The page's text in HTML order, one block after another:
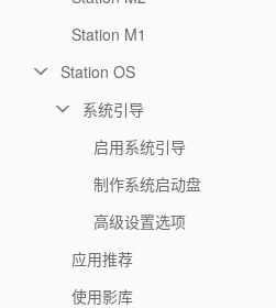
Station M1
Station OS
系统引导
启用系统引导
制作系统启动盘
高级设置选项
应用推荐
使用影库